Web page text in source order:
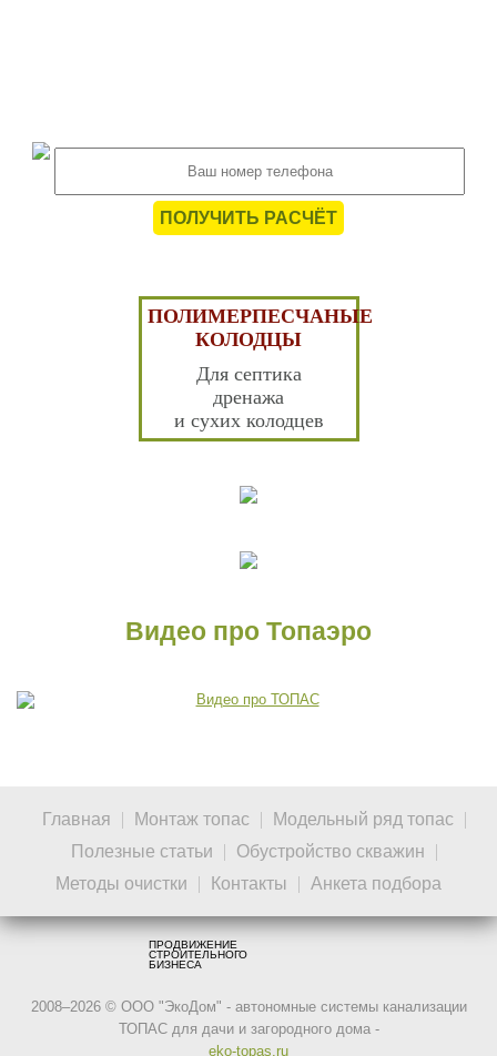
ПОЛУЧИТЬ РАСЧЁТ
ПОЛИМЕРПЕСЧАНЫЕ
КОЛОДЦЫ
Для септика
дренажа
и сухих колодцев
Видео про Топаэро
Главная Монтаж топас
Модельный ряд топас
Полезные статьи
Обустройство скважин
Методы очистки
Контакты Анкета подбора
ПРОДВИЖЕНИЕ
СТРОИТЕЛЬНОГО
БИЗНЕСА
2008–2026 © ООО "ЭкоДом" - автономные системы канализации
ТОПАС для дачи и загородного дома -
eko-topas.ru